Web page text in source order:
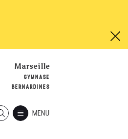
Marseille
GYMNASE
BERNARDINES
MENU